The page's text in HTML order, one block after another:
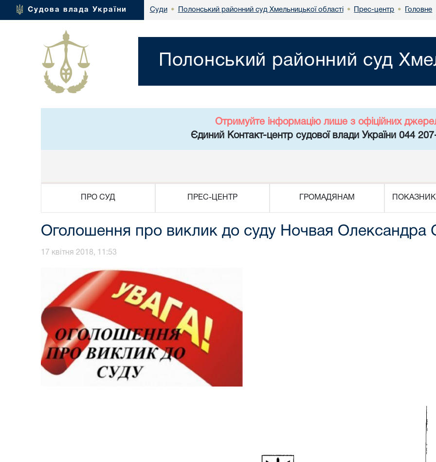
Судова влада України Суди • Полонський районний суд Хмельницької області • Прес-центр • Головне
Полонський районний суд
Отримуйте інформацію лише з офіційних
Єдиний Контакт-центр судової влади України 044
ПРО СУД ПРЕС-ЦЕНТР ГРОМАДЯНАМ
Оголошення про виклик до суду Ночвая Олександра
17 квітня 2018, 11:53